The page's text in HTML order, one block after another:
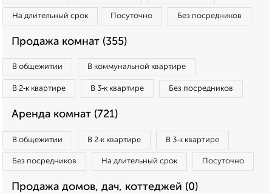
На длительный срок Посуточно Без посредников
Продажа комнат (355)
В общежитии В коммунальной квартире
В 2‑к квартире В 3‑к квартире Без посредников
Аренда комнат (721)
В общежитии В 2‑к квартире В 3‑к квартире
Без посредников На длительный срок Посуточно
Продажа домов, дач, коттеджей (0)